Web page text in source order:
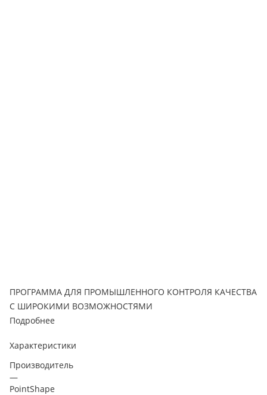
ПРОГРАММА ДЛЯ ПРОМЫШЛЕННОГО КОНТРОЛЯ КАЧЕСТВА
С ШИРОКИМИ ВОЗМОЖНОСТЯМИ
Подробнее
Характеристики
Производитель
—
PointShape